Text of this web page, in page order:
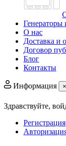
Генераторы
О нас
Доставка и
Договор
Блог
Контакты
Информация ×
Здравствуйте,
Регистрация